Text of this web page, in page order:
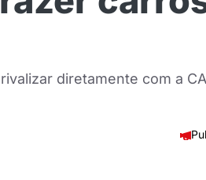
diretamente com a